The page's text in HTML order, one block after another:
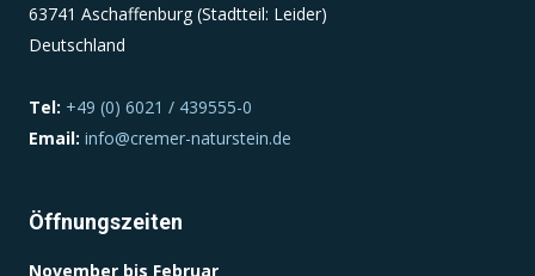
63741 Aschaffenburg (Stadtteil: Leider)
Deutschland
Tel: +49 (0) 6021 / 439555-0
Email: info@cremer-naturstein.de
Öffnungszeiten
November bis Februar
Zweck:
Dieser Cookie speichert die ausgewählten
Cookie Laufzeit:
1 Jahr